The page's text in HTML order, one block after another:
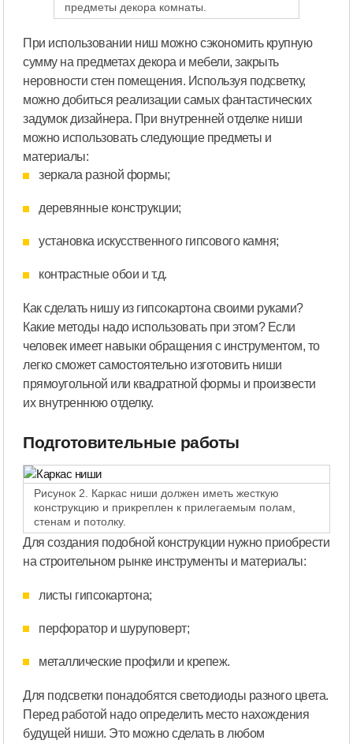
предметы декора комнаты.
При использовании ниш можно сэкономить крупную
сумму на предметах декора и мебели, закрыть
неровности стен помещения. Используя подсветку,
можно добиться реализации самых фантастических
задумок дизайнера. При внутренней отделке ниши
можно использовать следующие предметы и
материалы:
зеркала разной формы;
деревянные конструкции;
установка искусственного гипсового камня;
контрастные обои и т.д.
Как сделать нишу из гипсокартона своими руками?
Какие методы надо использовать при этом? Если
человек имеет навыки обращения с инструментом, то
легко сможет самостоятельно изготовить ниши
прямоугольной или квадратной формы и произвести
их внутреннюю отделку.
Подготовительные работы
Рисунок 2. Каркас ниши должен иметь жесткую
конструкцию и прикреплен к прилегаемым полам,
стенам и потолку.
Для создания подобной конструкции нужно приобрести
на строительном рынке инструменты и материалы:
листы гипсокартона;
перфоратор и шуруповерт;
металлические профили и крепеж.
Для подсветки понадобятся светодиоды разного цвета.
Перед работой надо определить место нахождения
будущей ниши. Это можно сделать в любом